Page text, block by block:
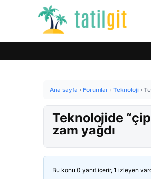
Ana sayfa › Forumlar › Teknoloji ›
Teknolojide
zam yağdı
Bu konu 0 yanıt içerir, 1 izleyen